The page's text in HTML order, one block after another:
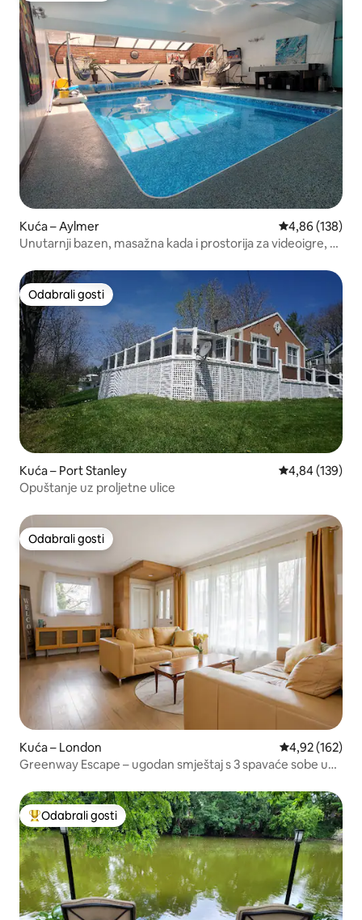
Kuća – Aylmer Prosječna
4,86 (138)
Unutarnji bazen, masažna kada i prostorija za videoigre, u
Odabrali gosti
Odabrali gosti
Kuća – Port Stanley Prosječna
4,84 (139)
Opuštanje uz proljetne ulice
Odabrali gosti
Odabrali gosti
Kuća – London Prosječna
4,92 (162)
Greenway Escape – ugodan smještaj s 3 spavaće sobe u
Među najviše rangiranima s oznakom „Odabrali gosti”
Odabrali gosti